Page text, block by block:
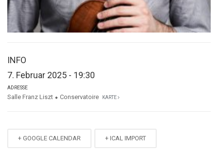
INFO
7. Februar 2025 - 19:30
ADRESSE
Salle Franz Liszt ⬥ Conservatoire KARTE
+ GOOGLE CALENDAR + ICAL IMPORT